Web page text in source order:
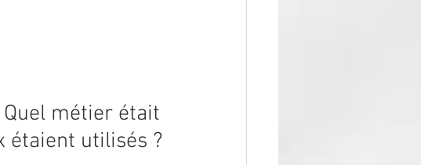
métier était
étaient utilisés ?